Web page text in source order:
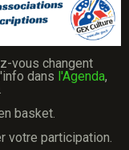
vous changent
dans l'Agenda,
basket.
votre participation.